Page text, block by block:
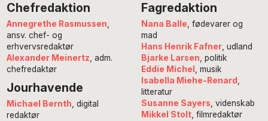
Chefredaktion
Annegrethe Rasmussen,
ansv. chef- og
erhvervsredaktør
Alexander Meinertz, adm.
chefredaktør
Jourhavende
Michael Bernth , digital
redaktør
Fagredaktion
Nana Balle, fødevarer og
mad
Hans Henrik Fafner, udland
Bjarke Larsen, politik
Eddie Michel , musik
Isabella Miehe-Renard ,
litteratur
Susanne Sayers, videnskab
Mikkel Stolt, filmredaktør